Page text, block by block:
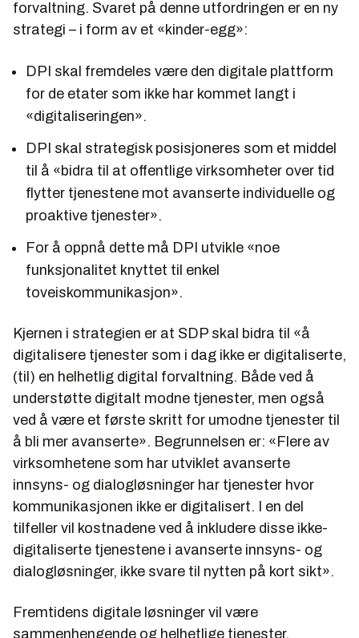
forvaltning. Svaret på denne utfordringen er en ny
strategi – i form av et «kinder-egg»:
DPI skal fremdeles være den digitale plattform
for de etater som ikke har kommet langt i
«digitaliseringen».
DPI skal strategisk posisjoneres som et middel
til å «bidra til at offentlige virksomheter over tid
flytter tjenestene mot avanserte individuelle og
proaktive tjenester».
For å oppnå dette må DPI utvikle «noe
funksjonalitet knyttet til enkel
toveiskommunikasjon».
Kjernen i strategien er at SDP skal bidra til «å
digitalisere tjenester som i dag ikke er digitaliserte,
(til) en helhetlig digital forvaltning. Både ved å
understøtte digitalt modne tjenester, men også
ved å være et første skritt for umodne tjenester til
å bli mer avanserte». Begrunnelsen er: «Flere av
virksomhetene som har utviklet avanserte
innsyns- og dialogløsninger har tjenester hvor
kommunikasjonen ikke er digitalisert. I en del
tilfeller vil kostnadene ved å inkludere disse ikke-
digitaliserte tjenestene i avanserte innsyns- og
dialogløsninger, ikke svare til nytten på kort sikt».
Fremtidens digitale løsninger vil være
sammenhengende og helhetlige tjenester,